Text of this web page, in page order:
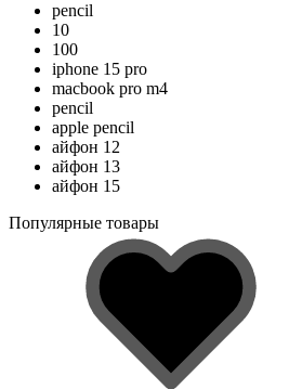
pencil
10
100
iphone 15 pro
macbook pro m4
pencil
apple pencil
айфон 12
айфон 13
айфон 15
Популярные товары